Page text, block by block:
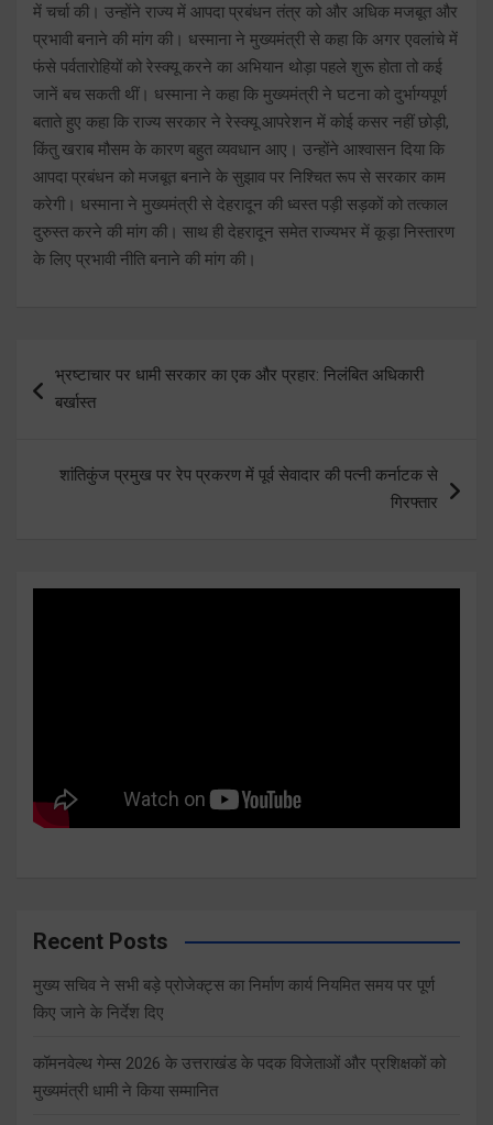
में चर्चा की। उन्होंने राज्य में आपदा प्रबंधन तंत्र को और अधिक मजबूत और
प्रभावी बनाने की मांग की। धस्माना ने मुख्यमंत्री से कहा कि अगर एवलांचे में
फंसे पर्वतारोहियों को रेस्क्यू करने का अभियान थोड़ा पहले शुरू होता तो कई
जानें बच सकती थीं। धस्माना ने कहा कि मुख्यमंत्री ने घटना को दुर्भाग्यपूर्ण
बताते हुए कहा कि राज्य सरकार ने रेस्क्यू आपरेशन में कोई कसर नहीं छोड़ी,
किंतु खराब मौसम के कारण बहुत व्यवधान आए। उन्होंने आश्वासन दिया कि
आपदा प्रबंधन को मजबूत बनाने के सुझाव पर निश्चित रूप से सरकार काम
करेगी। धस्माना ने मुख्यमंत्री से देहरादून की ध्वस्त पड़ी सड़कों को तत्काल
दुरुस्त करने की मांग की। साथ ही देहरादून समेत राज्यभर में कूड़ा निस्तारण
के लिए प्रभावी नीति बनाने की मांग की।
navigation
भ्रष्टाचार पर धामी सरकार का एक और प्रहार: निलंबित अधिकारी
बर्खास्त
शांतिकुंज प्रमुख पर रेप प्रकरण में पूर्व सेवादार की पत्नी कर्नाटक से
गिरफ्तार
Recent Posts
मुख्य सचिव ने सभी बड़े प्रोजेक्ट्स का निर्माण कार्य नियमित समय पर पूर्ण
किए जाने के निर्देश दिए
कॉमनवेल्थ गेम्स 2026 के उत्तराखंड के पदक विजेताओं और प्रशिक्षकों को
मुख्यमंत्री धामी ने किया सम्मानित